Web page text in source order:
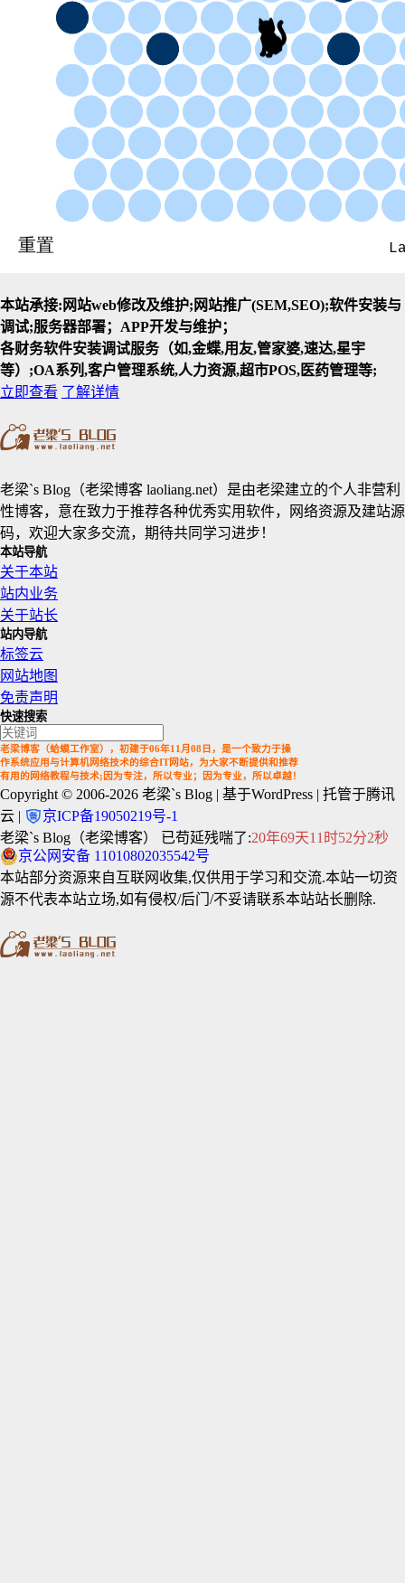
本站承接:网站web修改及维护;网站推广(SEM,SEO);软件安装与
调试;服务器部署；APP开发与维护；
各财务软件安装调试服务（如,金蝶,用友,管家婆,速达,星宇
等）;OA系列,客户管理系统,人力资源,超市POS,医药管理等;
立即查看 了解详情
老梁`s Blog（老梁博客 laoliang.net）是由老梁建立的个人非营利
性博客，意在致力于推荐各种优秀实用软件，网络资源及建站源
码，欢迎大家多交流，期待共同学习进步！
本站导航
关于本站
站内业务
关于站长
站内导航
标签云
网站地图
免责声明
快速搜索
老梁博客（蛤蟆工作室），初建于06年11月08日，是一个致力于操
作系统应用与计算机网络技术的综合IT网站，为大家不断提供和推荐
有用的网络教程与技术;因为专注，所以专业；因为专业，所以卓越！
Copyright © 2006-2026 老梁`s Blog | 基于WordPress | 托管于腾讯
云 |
京ICP备19050219号-1
老梁`s Blog（老梁博客） 已苟延残喘了:20年69天11时52分2秒
京公网安备 11010802035542号
本站部分资源来自互联网收集,仅供用于学习和交流.本站一切资
源不代表本站立场,如有侵权/后门/不妥请联系本站站长删除.